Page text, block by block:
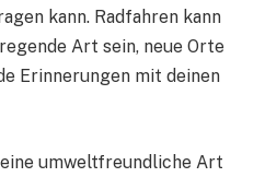
kann. Radfahren kann
Art sein, neue Orte
Erinnerungen mit deinen
umweltfreundliche Art